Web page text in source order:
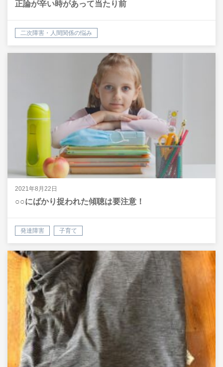
正論が辛い時があって当たり前
二次障害・人間関係の悩み
2021年8月22日
○○にばかり捉われた傾聴は要注意！
発達障害 子育て